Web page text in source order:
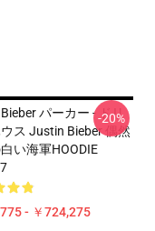
パーカー - ドリ
ス Justin Bieber 偶然
い海軍HOODIE
- ￥724,275
-20%